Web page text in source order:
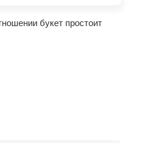
букет простоит